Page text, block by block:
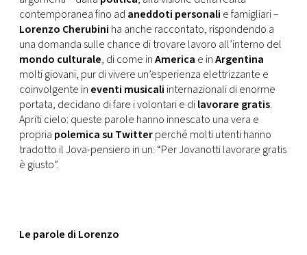
contemporanea fino ad aneddoti personali e famigliari –
Lorenzo Cherubini ha anche raccontato, rispondendo a
una domanda sulle chance di trovare lavoro all’interno del
mondo culturale, di come inAmerica e inArgentina
molti giovani, pur di vivere un’esperienza elettrizzante e
coinvolgente in eventi musicali internazionali di enorme
portata, decidano di fare i volontari e dilavorare gratis.
Apriti cielo: queste parole hanno innescato una vera e
propria polemica su Twitterperché molti utenti hanno
tradotto il Jova-pensiero in un: “Per Jovanotti lavorare gratis
è giusto”.
Le parole di Lorenzo